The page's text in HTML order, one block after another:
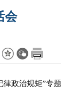
会
政治规矩”专题